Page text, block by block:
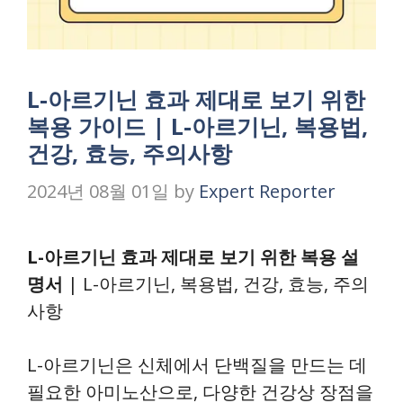
L-아르기닌 효과 제대로 보기 위한
복용 가이드 | L-아르기닌, 복용법,
건강, 효능, 주의사항
2024년 08월 01일 by Expert Reporter
L-아르기닌 효과 제대로 보기 위한 복용 설
명서 | L-아르기닌, 복용법, 건강, 효능, 주의
사항
L-아르기닌은 신체에서 단백질을 만드는 데
필요한 아미노산으로, 다양한 건강상 장점을